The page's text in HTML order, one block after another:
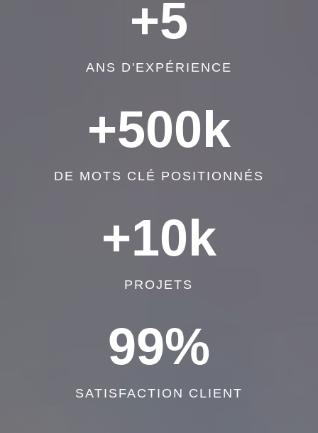
+5
ANS D'EXPÉRIENCE
+500k
DE MOTS CLÉ POSITIONNÉS
+10k
PROJETS
99%
SATISFACTION CLIENT